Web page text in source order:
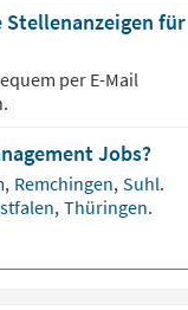
für
per E-Mail
Jobs?
, Remchingen, Suhl.
, Thüringen.